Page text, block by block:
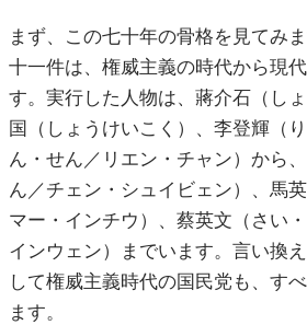
まず、この七十年の骨格を見てみ
十一件は、権威主義の時代から現
す。実行した人物は、蔣介石（し
国（しょうけいこく）、李登輝（
ん・せん／リエン・チャン）から
ん／チェン・シュイビェン）、馬
マー・インチウ）、蔡英文（さい
インウェン）までいます。言い換
して権威主義時代の国民党も、す
ます。